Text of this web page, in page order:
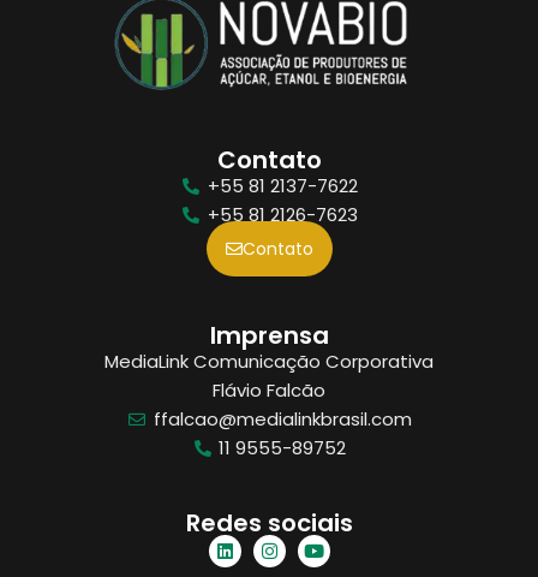
Contato
+55 81 2137-7622
+55 81 2126-7623
Contato
Imprensa
MediaLink Comunicação Corporativa
Flávio Falcão
ffalcao@medialinkbrasil.com
11 9555-89752
Redes sociais